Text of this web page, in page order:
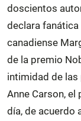
doscientos
declara fanática
canadiense
de la premio
intimidad de las
Anne Carson,
día, de acuerdo